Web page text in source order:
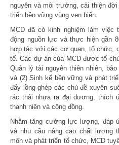
nguyên và môi trường, cải thiện
triển bền vững vùng ven biển.
MCD đã có kinh nghiệm làm
động nguồn lực và thực hiện gần
hợp tác với các cơ quan, tổ chức,
tế. Các dự án của MCD được tổ
Quản lý tài nguyên thiên nhiên,
và (2) Sinh kế bền vững và phát
đẩy lồng ghép các chủ đề xuyên
rác thải nhựa ra đại dương, thích
thanh niên và cộng đồng.
Nhằm tăng cường lực lượng, đáp
và nhu cầu nâng cao chất lượng
môn và phát triển tổ chức, MCD